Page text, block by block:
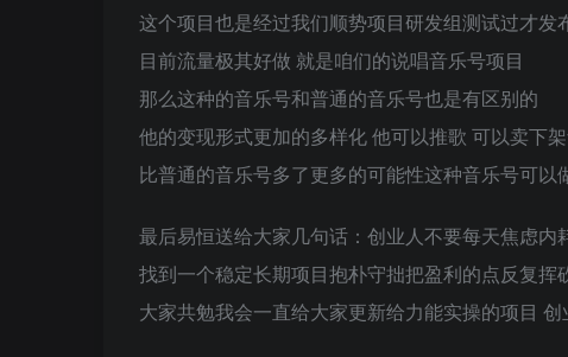
这个项目也是经过我们顺势项目研发组测试过才发
目前流量极其好做 就是咱们的说唱音乐号项目
那么这种的音乐号和普通的音乐号也是有区别的
他的变现形式更加的多样化 他可以推歌 可以卖下
比普通的音乐号多了更多的可能性这种音乐号可
最后易恒送给大家几句话：创业人不要每天焦虑内
找到一个稳定长期项目抱朴守拙把盈利的点反复挥
大家共勉我会一直给大家更新给力能实操的项目 创